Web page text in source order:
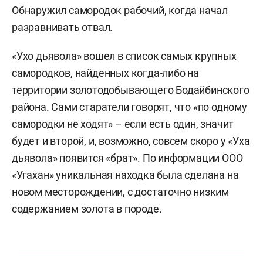
Обнаружил самородок рабочий, когда начал
разравнивать отвал.
«Ухо дьявола» вошел в список самых крупных
самородков, найденных когда-либо на
территории золотодобывающего Бодайбинского
района. Сами старатели говорят, что «по одному
самородки не ходят» – если есть один, значит
будет и второй, и, возможно, совсем скоро у «Уха
дьявола» появится «брат». По информации ООО
«Угахан» уникальная находка была сделана на
новом месторождении, с достаточно низким
содержанием золота в породе.